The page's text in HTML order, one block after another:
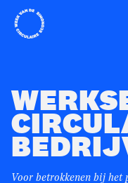
Home
Voor betrokkenen bij het